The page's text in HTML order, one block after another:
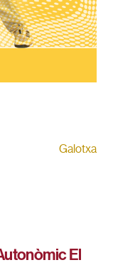
Galotxa
El